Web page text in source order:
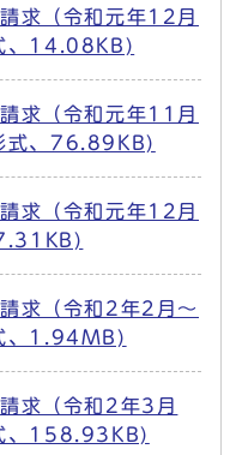
求（令和元年12月
、14.08KB)
求（令和元年11月
式、76.89KB)
求（令和元年12月
求（令和2年2月～
、1.94MB)
求（令和2年3月
、158.93KB)